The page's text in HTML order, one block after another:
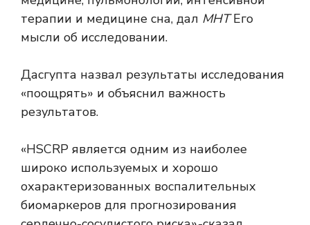
терапии и медицине сна, дал МНТЕго
мысли об исследовании.
Дасгупта назвал результаты исследования
«поощрять» и объяснил важность
результатов.
«HSCRP является одним из наиболее
широко используемых и хорошо
охарактеризованных воспалительных
биомаркеров для прогнозирования